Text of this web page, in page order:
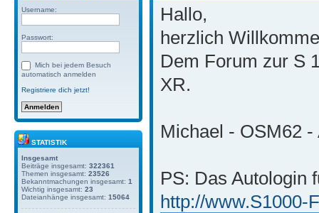
Username:
Passwort:
Mich bei jedem Besuch
automatisch anmelden
Registriere dich jetzt!
STATISTIK
Insgesamt
Beiträge insgesamt: 322361
Themen insgesamt: 23526
Bekanntmachungen insgesamt: 1
Wichtig insgesamt: 23
Dateianhänge insgesamt: 15064
Hallo,
herzlich
Dem Forum zur S
XR.
Michael - OSM62
PS: Das Autologin
http://www.S1000-